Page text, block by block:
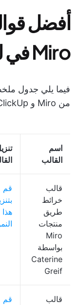
أفضل
Miro في لمحة
فيما يلي جدول
من Miro و ClickUp:
اسم
القالب
قالب
خرائط
طريق
منتجات
Miro
بواسطة
Caterine
Greif
قم
هذا
قالب
قم